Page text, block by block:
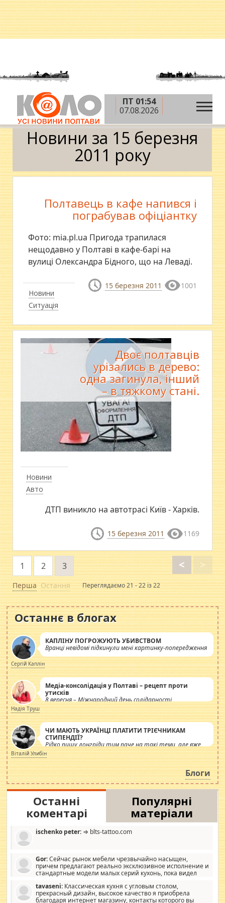
ПТ 01:54
07.08.2026
Головна » 2011 рік » березень »15 березня
Календар
Новини за 15 березня
2011 року
Новини
Ситуація
Полтавець в кафе напився і
пограбував офіціантку
Фото: mia.pl.ua Пригода трапилася
нещодавно у Полтаві в кафе-барі на
вулиці Олександра Бідного, що на Леваді.
15 березня 2011 1001
Новини
Авто
Двоє полтавців
урізались в дерево:
одна загинула, інший
– в тяжкому стані.
ДТП виникло на автотрасі Київ - Харків.
15 березня 2011 1169
Перша
<
1 2 3 >
Остання Переглядаємо 21 - 22 із 22
Останнє в блогах
КАПЛІНУ ПОГРОЖУЮТЬ УБИВСТВОМ
Вранці невідомі підкинули мені картинку-попередження
Сергій Каплін
Медіа-консолідація у Полтаві – рецепт проти
утисків
8 вересня – Міжнародний день солідарності
журналістів.
Надія Труш
ЧИ МАЮТЬ УКРАЇНЦІ ПЛАТИТИ ТРІЄЧНИКАМ
СТИПЕНДІЇ?
Рідко пишу лонгріди тим паче на такі теми, але вже
просто дістало! Обурюють сьогоднішні інсенуації
навколо стипендіального питання. Штучно
роздувається ще одна соціальна катастрофа.
Віталій Улибін
Блоги
Останні
коментарі
Популярні
матеріали
ischenko peter: ⇒ blts-tattoo.com
Gor:Сейчас рынок мебели чрезвычайно насыщен,
причем предлагают реально эксклюзивное исполнение и
стандартные модели малых серий кухонь, пока видел
стандартные формы, в MebelOk, креативненько и что главное -
со вкусом все в порядке, без ненужных наворотов удорожающих
мебель, а это не последний фактор.
tavaseni: Классическая кухня с угловым столом,
прекрасный дизайн, высокое качество я приобрела
благодаря интернет магазину, контакты которого вы